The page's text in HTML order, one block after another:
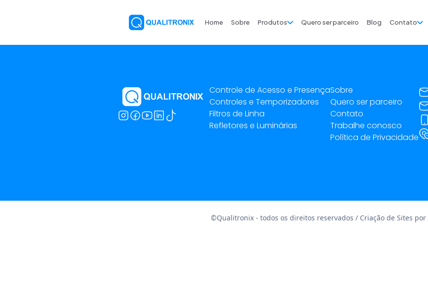
Home Sobre Produtos Quero ser parceiro Blog Contato
Controle de Acesso e Presença
Controles e Temporizadores
Filtros de Linha
Refletores e Luminárias
Sobre
Quero ser parceiro
Contato
Trabalhe conosco
Política de Privacidade
©Qualitronix - todos os direitos reservados / Criação de Sites por